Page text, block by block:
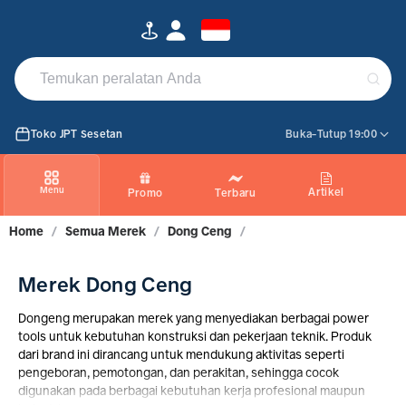
Jual Produk Dongcheng | PROMO Maret 2026
Toko JPT Sesetan Buka-Tutup 19:00
Menu Promo Terbaru Artikel
Home / Semua Merek / Dong Ceng /
Merek Dong Ceng
Dongeng merupakan merek yang menyediakan berbagai power
tools untuk kebutuhan konstruksi dan pekerjaan teknik. Produk
dari brand ini dirancang untuk mendukung aktivitas seperti
pengeboran, pemotongan, dan perakitan, sehingga cocok
digunakan pada berbagai kebutuhan kerja profesional maupun